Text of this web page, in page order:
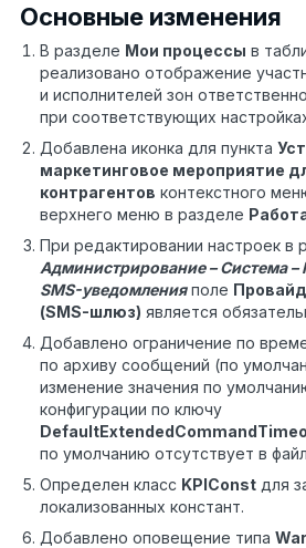
Основные изменения
В разделе Мои процессы в
реализовано отображение
и исполнителей зон
при соответствующих
Добавлена иконка для пункта
маркетинговое мероприятие
контрагентов контекстного
верхнего меню в разделе
При редактировании настроек в
Администрирование – Система –
SMS-уведомленияполе
(SMS-шлюз) является
Добавлено ограничение по
по архиву сообщений (по
изменение значения по
конфигурации по ключу
по умолчанию отсутствует в
Определен класс KPIConst для
локализованных констант.
Добавлено оповещение типа W